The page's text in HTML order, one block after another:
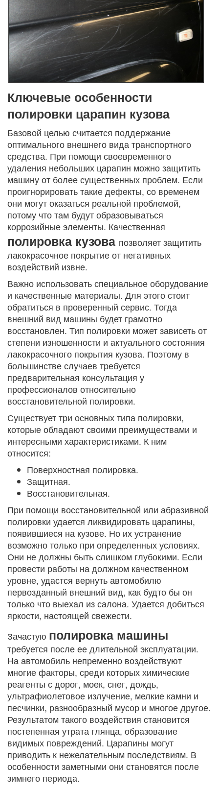
Ключевые особенности
полировки царапин кузова
Базовой целью считается поддержание
оптимального внешнего вида транспортного
средства. При помощи своевременного
удаления небольших царапин можно защитить
машину от более существенных проблем. Если
проигнорировать такие дефекты, со временем
они могут оказаться реальной проблемой,
потому что там будут образовываться
коррозийные элементы. Качественная
полировка кузова позволяет защитить
лакокрасочное покрытие от негативных
воздействий извне.
Важно использовать специальное оборудование
и качественные материалы. Для этого стоит
обратиться в проверенный сервис. Тогда
внешний вид машины будет грамотно
восстановлен. Тип полировки может зависеть от
степени изношенности и актуального состояния
лакокрасочного покрытия кузова. Поэтому в
большинстве случаев требуется
предварительная консультация у
профессионалов относительно
восстановительной полировки.
Существует три основных типа полировки,
которые обладают своими преимуществами и
интересными характеристиками. К ним
относится:
Поверхностная полировка.
Защитная.
Восстановительная.
При помощи восстановительной или абразивной
полировки удается ликвидировать царапины,
появившиеся на кузове. Но их устранение
возможно только при определенных условиях.
Они не должны быть слишком глубокими. Если
провести работы на должном качественном
уровне, удастся вернуть автомобилю
первозданный внешний вид, как будто бы он
только что выехал из салона. Удается добиться
яркости, настоящей свежести.
Зачастую полировка машины
требуется после ее длительной эксплуатации.
На автомобиль непременно воздействуют
многие факторы, среди которых химические
реагенты с дорог, моек, снег, дождь,
ультрафиолетовое излучение, мелкие камни и
песчинки, разнообразный мусор и многое другое.
Результатом такого воздействия становится
постепенная утрата глянца, образование
видимых повреждений. Царапины могут
приводить к нежелательным последствиям. В
особенности заметными они становятся после
зимнего периода.